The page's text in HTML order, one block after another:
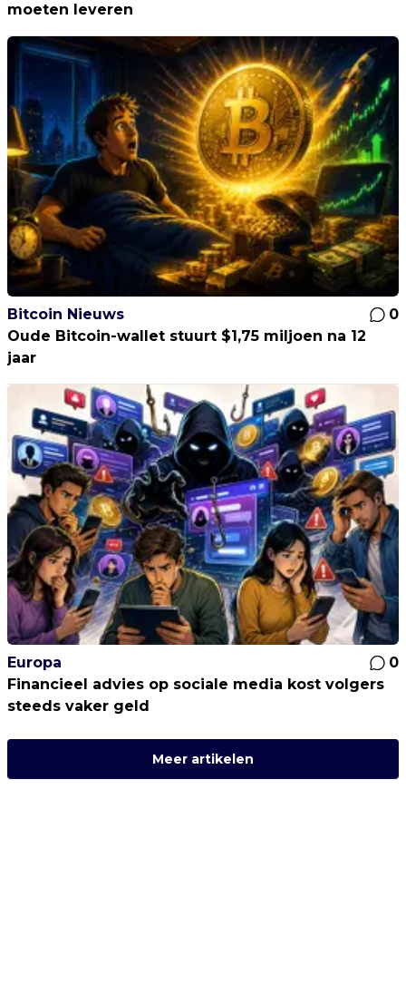
moeten leveren
Bitcoin Nieuws
0
Oude Bitcoin-wallet stuurt $1,75 miljoen na 12
jaar
Europa
0
Financieel advies op sociale media kost volgers
steeds vaker geld
Meer artikelen